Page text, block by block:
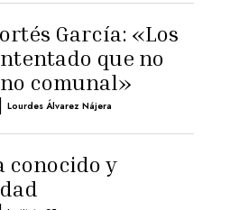
García: «Los
que no
comunal»
| Lourdes Álvarez Nájera
conocido y